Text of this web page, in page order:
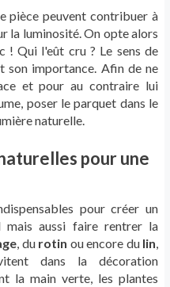
pièce peuvent contribuer à
la luminosité. On opte alors
! Qui l'eût cru ? Le sens de
son importance. Afin de ne
et pour au contraire lui
poser le parquet dans le
naturelle.
pour une
pour créer un
mais aussi faire rentrer la
, du rotin ou encore dulin,
dans la décoration
la main verte, les plantes